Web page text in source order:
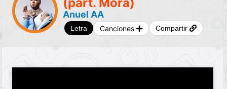
Anuel AA
Letra Canciones Compartir